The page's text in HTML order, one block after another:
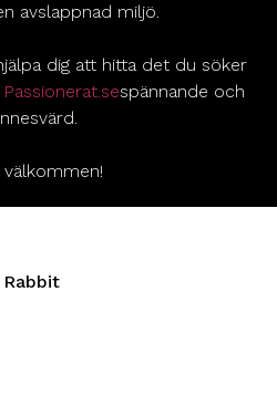
avslappnad miljö.
dig att hitta det du söker
Passionerat.sespännande och
Rabbit